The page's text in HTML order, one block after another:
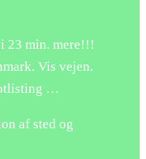
23 min. mere!!!
Vis vejen.
…
af sted og